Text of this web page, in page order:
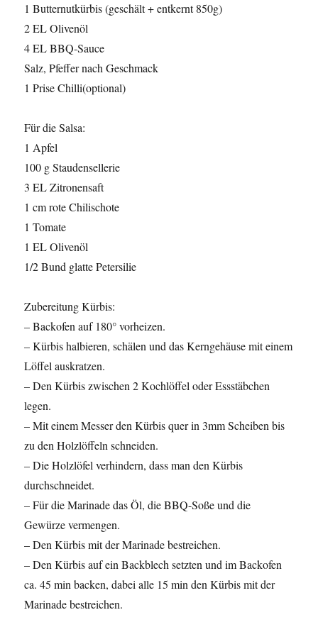
1 Butternutkürbis (geschält + entkernt 850g)
2 EL Olivenöl
4 EL BBQ-Sauce
Salz, Pfeffer nach Geschmack
1 Prise Chilli(optional)
Für die Salsa:
1 Apfel
100 g Staudensellerie
3 EL Zitronensaft
1 cm rote Chilischote
1 Tomate
1 EL Olivenöl
1/2 Bund glatte Petersilie
Zubereitung Kürbis:
– Backofen auf 180° vorheizen.
– Kürbis halbieren, schälen und das Kerngehäuse mit einem
Löffel auskratzen.
– Den Kürbis zwischen 2 Kochlöffel oder Essstäbchen
legen.
– Mit einem Messer den Kürbis quer in 3mm Scheiben bis
zu den Holzlöffeln schneiden.
– Die Holzlöfel verhindern, dass man den Kürbis
durchschneidet.
– Für die Marinade das Öl, die BBQ-Soße und die
Gewürze vermengen.
– Den Kürbis mit der Marinade bestreichen.
– Den Kürbis auf ein Backblech setzten und im Backofen
ca. 45 min backen, dabei alle 15 min den Kürbis mit der
Marinade bestreichen.